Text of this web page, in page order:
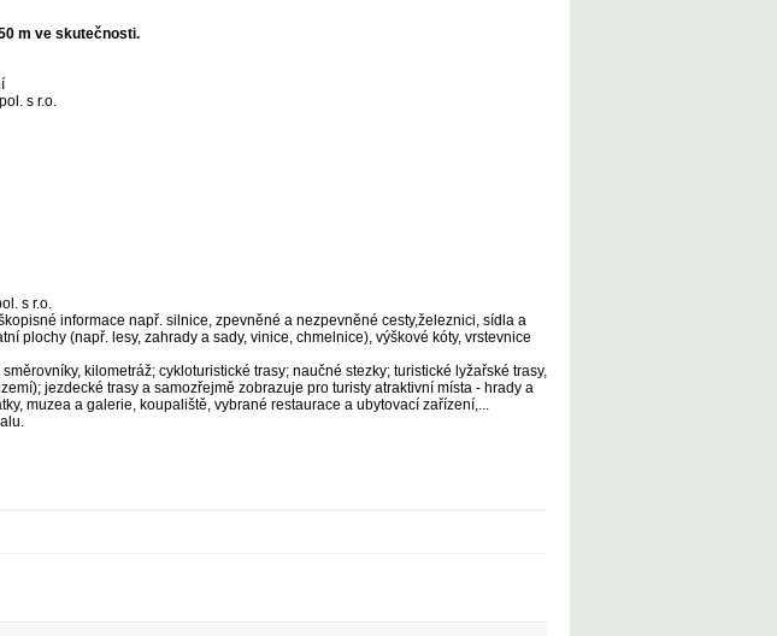
m ve skutečnosti.
s r.o.
s r.o.
informace např. silnice, zpevněné a nezpevněné cesty,železnici, sídla a
plochy (např. lesy, zahrady a sady, vinice, chmelnice), výškové kóty, vrstevnice
kilometráž; cykloturistické trasy; naučné stezky; turistické lyžařské trasy,
jezdecké trasy a samozřejmě zobrazuje pro turisty atraktivní místa - hrady a
muzea a galerie, koupaliště, vybrané restaurace a ubytovací zařízení,...